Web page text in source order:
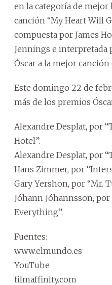
en la categoría de mejor
canción “My Heart Will
compuesta por James
Jennings e interpretada
Óscar a la mejor
Este domingo 22 de
más de los premios
Alexandre Desplat, por
Hotel”.
Alexandre Desplat, por
Hans Zimmer, por
Gary Yershon, por “Mr.
Jóhann Jóhannsson,
Everything”.
Fuentes:
www.elmundo.es
YouTube
filmaffinity.com